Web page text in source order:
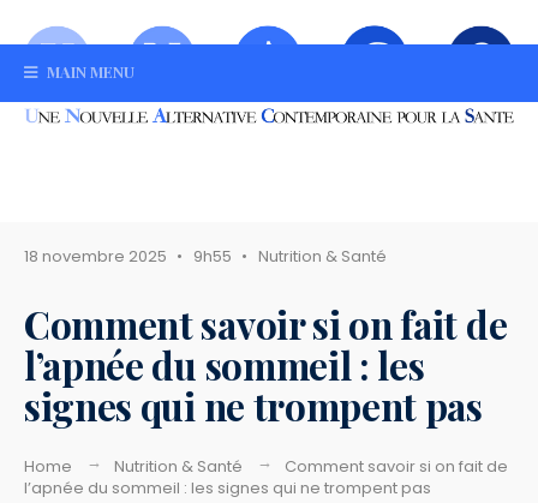
MAIN MENU
18 novembre 2025 • 9h55 • Nutrition & Santé
Comment savoir si on fait de
l’apnée du sommeil : les
signes qui ne trompent pas
Home Nutrition & Santé
Comment savoir si on fait de
l’apnée du sommeil : les signes qui ne trompent pas